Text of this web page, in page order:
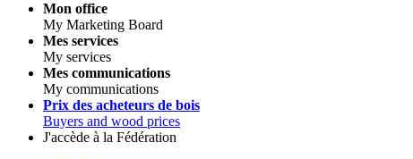
Mon office
My Marketing Board
Mes services
My services
Mes communications
My communications
Prix des acheteurs de bois
Buyers and wood prices
J'accède à la Fédération